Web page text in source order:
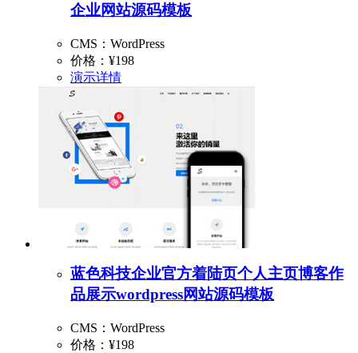
企业网站源码模板
CMS：WordPress
价格： ¥198
演示详情
蓝色科技企业官方着陆页个人主页博客作
品展示wordpress网站源码模板
CMS：WordPress
价格： ¥198